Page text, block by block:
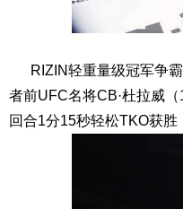
RIZIN轻重量级冠军争霸
者前UFC名将CB·杜拉威
回合1分15秒轻松TKO获胜